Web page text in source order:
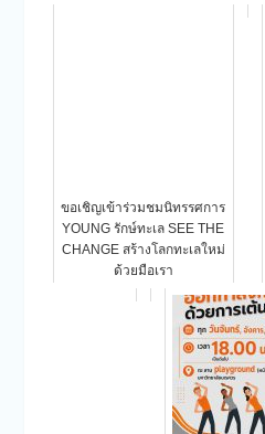
ขอเชิญเข้าร่วมชมนิทรรศการ
YOUNG รักษ์ทะเล SEE THE
CHANGE สร้างโลกทะเลใหม่
ด้วยมือเรา